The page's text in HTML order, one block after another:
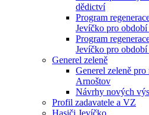
dědictví
Program
Jevíčko pro
Program
Jevíčko pro
Generel zeleně
Generel zeleně
Arnoštov
Návrhy nových
Profil zadavatele a VZ
Hasiči Jevíčko